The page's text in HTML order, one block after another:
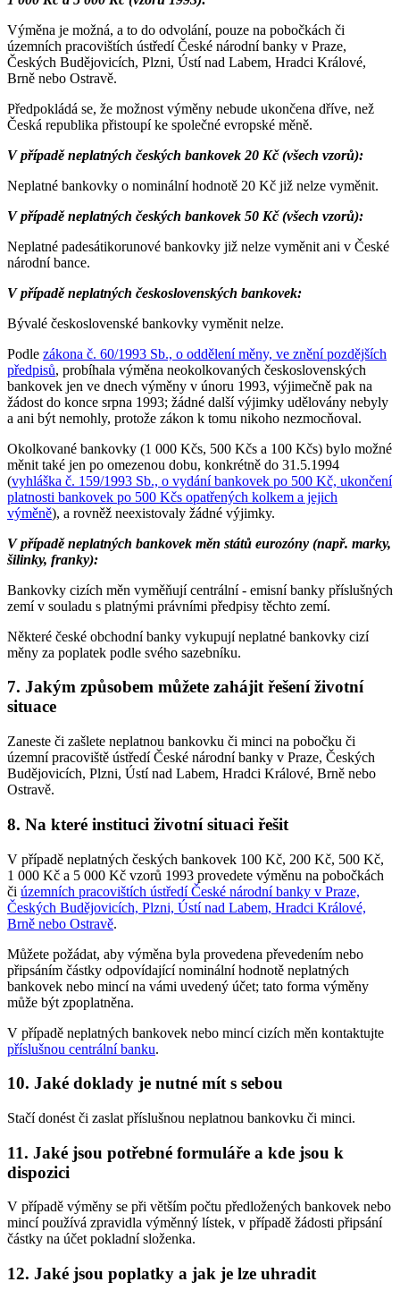
Výměna je možná, a to do odvolání, pouze na pobočkách či
územních pracovištích ústředí České národní banky v Praze,
Českých Budějovicích, Plzni, Ústí nad Labem, Hradci Králové,
Brně nebo Ostravě.
Předpokládá se, že možnost výměny nebude ukončena dříve, než
Česká republika přistoupí ke společné evropské měně.
V případě neplatných českých bankovek 20 Kč (všech vzorů):
Neplatné bankovky o nominální hodnotě 20 Kč již nelze vyměnit.
V případě neplatných českých bankovek 50 Kč (všech vzorů):
Neplatné padesátikorunové bankovky již nelze vyměnit ani v České
národní bance.
V případě neplatných československých bankovek:
Bývalé československé bankovky vyměnit nelze.
Podle zákona č. 60/1993 Sb., o oddělení měny, ve znění pozdějších
předpisů, probíhala výměna neokolkovaných československých
bankovek jen ve dnech výměny v únoru 1993, výjimečně pak na
žádost do konce srpna 1993; žádné další výjimky udělovány nebyly
a ani být nemohly, protože zákon k tomu nikoho nezmocňoval.
Okolkované bankovky (1 000 Kčs, 500 Kčs a 100 Kčs) bylo možné
měnit také jen po omezenou dobu, konkrétně do 31.5.1994
(vyhláška č. 159/1993 Sb., o vydání bankovek po 500 Kč, ukončení
platnosti bankovek po 500 Kčs opatřených kolkem a jejich
výměně), a rovněž neexistovaly žádné výjimky.
V případě neplatných bankovek měn států eurozóny (např. marky,
šilinky, franky):
Bankovky cizích měn vyměňují centrální - emisní banky příslušných
zemí v souladu s platnými právními předpisy těchto zemí.
Některé české obchodní banky vykupují neplatné bankovky cizí
měny za poplatek podle svého sazebníku.
7. Jakým způsobem můžete zahájit řešení životní
situace
Zaneste či zašlete neplatnou bankovku či minci na pobočku či
územní pracoviště ústředí České národní banky v Praze, Českých
Budějovicích, Plzni, Ústí nad Labem, Hradci Králové, Brně nebo
Ostravě.
8. Na které instituci životní situaci řešit
V případě neplatných českých bankovek 100 Kč, 200 Kč, 500 Kč,
1 000 Kč a 5 000 Kč vzorů 1993 provedete výměnu na pobočkách
či územních pracovištích ústředí České národní banky v Praze,
Českých Budějovicích, Plzni, Ústí nad Labem, Hradci Králové,
Brně nebo Ostravě.
Můžete požádat, aby výměna byla provedena převedením nebo
připsáním částky odpovídající nominální hodnotě neplatných
bankovek nebo mincí na vámi uvedený účet; tato forma výměny
může být zpoplatněna.
V případě neplatných bankovek nebo mincí cizích měn kontaktujte
příslušnou centrální banku.
10. Jaké doklady je nutné mít s sebou
Stačí donést či zaslat příslušnou neplatnou bankovku či minci.
11. Jaké jsou potřebné formuláře a kde jsou k
dispozici
V případě výměny se při větším počtu předložených bankovek nebo
mincí používá zpravidla výměnný lístek, v případě žádosti připsání
částky na účet pokladní složenka.
12. Jaké jsou poplatky a jak je lze uhradit